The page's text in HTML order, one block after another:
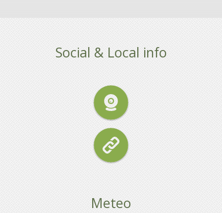
FERIENWOHNUNGEN
Social & Local info
Meteo